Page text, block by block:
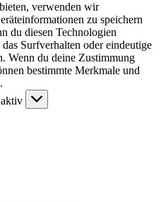
verwenden wir
zu speichern
du diesen Technologien
Surfverhalten oder eindeutige
Wenn du deine Zustimmung
bestimmte Merkmale und